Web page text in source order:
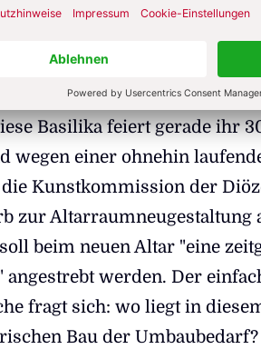
hier besonders filigran und
religiöser, sondern auch ein
ist nicht die Kirche, sondern
Basilika feiert gerade ihr
wegen einer ohnehin
Kunstkommission der
zur Altarraumneugestaltung
beim neuen Altar "eine
angestrebt werden. Der
fragt sich: wo liegt in
Bau der